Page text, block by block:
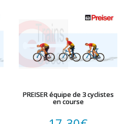
PREISER équipe de 3 cyclistes
en course